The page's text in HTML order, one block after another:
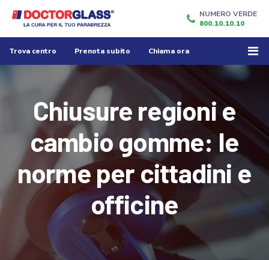
NUMERO VERDE
800.10.10.10
Trova centro Prenota subito Chiama ora
Chiusure regioni e
cambio gomme: le
norme per cittadini e
officine